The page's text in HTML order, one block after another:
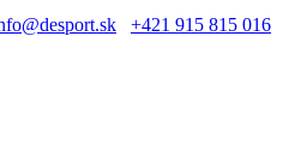
+421 915 815 016